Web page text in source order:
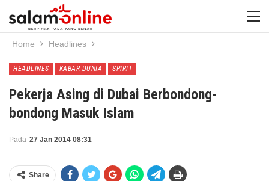
Home Headlines
HEADLINES KABAR DUNIA SPIRIT
Pekerja Asing di Dubai Berbondong-
bondong Masuk Islam
Pada 27 Jan 2014 08:31
Share